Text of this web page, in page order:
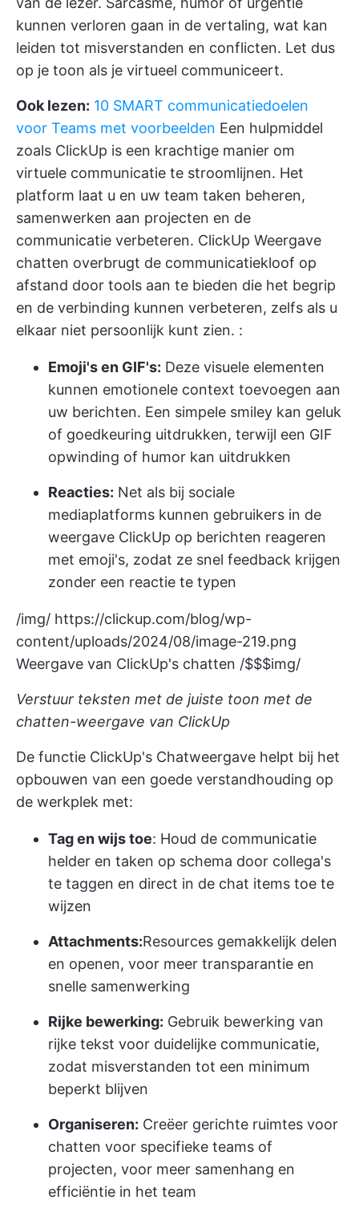
kunnen verloren gaan in de vertaling, wat kan
leiden tot misverstanden en conflicten. Let dus
op je toon als je virtueel communiceert.
Ook lezen: 10 SMART communicatiedoelen
voor Teams met voorbeelden Een hulpmiddel
zoals ClickUp is een krachtige manier om
virtuele communicatie te stroomlijnen. Het
platform laat u en uw team taken beheren,
samenwerken aan projecten en de
communicatie verbeteren. ClickUp Weergave
chatten overbrugt de communicatiekloof op
afstand door tools aan te bieden die het begrip
en de verbinding kunnen verbeteren, zelfs als u
elkaar niet persoonlijk kunt zien. :
Emoji's en GIF's: Deze visuele elementen
kunnen emotionele context toevoegen aan
uw berichten. Een simpele smiley kan geluk
of goedkeuring uitdrukken, terwijl een GIF
opwinding of humor kan uitdrukken
Reacties: Net als bij sociale
mediaplatforms kunnen gebruikers in de
weergave ClickUp op berichten reageren
met emoji's, zodat ze snel feedback krijgen
zonder een reactie te typen
/img/ https://clickup.com/blog/wp-
content/uploads/2024/08/image-219.png
Weergave van ClickUp's chatten /$$$img/
Verstuur teksten met de juiste toon met de
chatten-weergave van ClickUp
De functie ClickUp's Chatweergave helpt bij het
opbouwen van een goede verstandhouding op
de werkplek met:
Tag en wijs toe: Houd de communicatie
helder en taken op schema door collega's
te taggen en direct in de chat items toe te
wijzen
Attachments:Resources gemakkelijk delen
en openen, voor meer transparantie en
snelle samenwerking
Rijke bewerking: Gebruik bewerking van
rijke tekst voor duidelijke communicatie,
zodat misverstanden tot een minimum
beperkt blijven
Organiseren: Creëer gerichte ruimtes voor
chatten voor specifieke teams of
projecten, voor meer samenhang en
efficiëntie in het team